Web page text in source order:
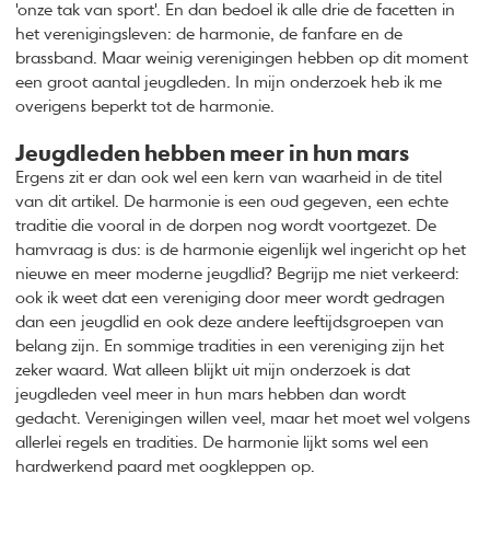
'onze tak van sport'. En dan bedoel ik alle drie de facetten in
het verenigingsleven: de harmonie, de fanfare en de
brassband. Maar weinig verenigingen hebben op dit moment
een groot aantal jeugdleden. In mijn onderzoek heb ik me
overigens beperkt tot de harmonie.
Jeugdleden hebben meer in hun mars
Ergens zit er dan ook wel een kern van waarheid in de titel
van dit artikel. De harmonie is een oud gegeven, een echte
traditie die vooral in de dorpen nog wordt voortgezet. De
hamvraag is dus: is de harmonie eigenlijk wel ingericht op het
nieuwe en meer moderne jeugdlid? Begrijp me niet verkeerd:
ook ik weet dat een vereniging door meer wordt gedragen
dan een jeugdlid en ook deze andere leeftijdsgroepen van
belang zijn. En sommige tradities in een vereniging zijn het
zeker waard. Wat alleen blijkt uit mijn onderzoek is dat
jeugdleden veel meer in hun mars hebben dan wordt
gedacht. Verenigingen willen veel, maar het moet wel volgens
allerlei regels en tradities. De harmonie lijkt soms wel een
hardwerkend paard met oogkleppen op.